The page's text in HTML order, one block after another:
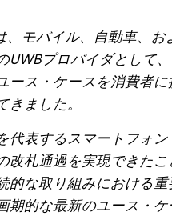
、モバイル、自動車、
UWBプロバイダとして
ース・ケースを消費者
きました。
代表するスマートフォ
改札通過を実現できた
的な取り組みにおける
期的な最新のユース・